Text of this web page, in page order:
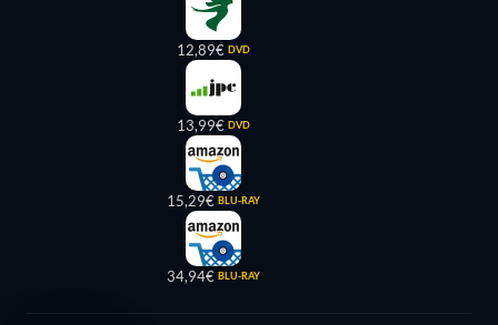
12,89€ DVD
13,99€ DVD
15,29€ BLU-RAY
34,94€ BLU-RAY